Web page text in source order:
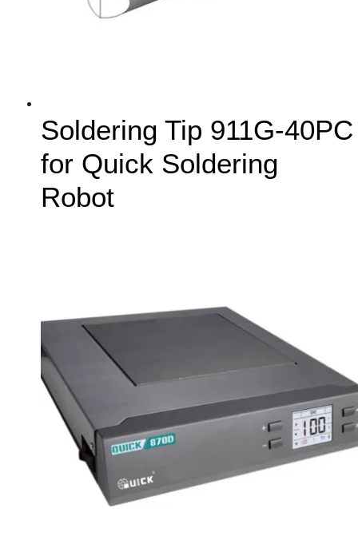
Soldering Tip 911G-40PC
for Quick Soldering
Robot